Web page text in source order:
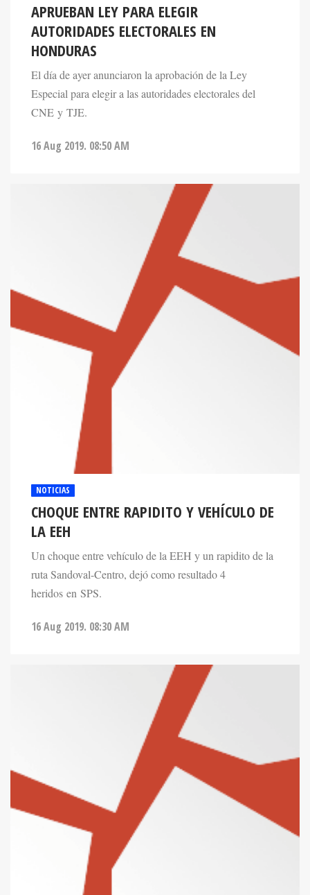
APRUEBAN LEY PARA ELEGIR
AUTORIDADES ELECTORALES EN
HONDURAS
El día de ayer anunciaron la aprobación de la Ley
Especial para elegir a las autoridades electorales del
CNE y TJE.
16 Aug 2019. 08:50 AM
NOTICIAS
CHOQUE ENTRE RAPIDITO Y VEHÍCULO DE
LA EEH
Un choque entre vehículo de la EEH y un rapidito de la
ruta Sandoval-Centro, dejó como resultado 4
heridos en SPS.
16 Aug 2019. 08:30 AM